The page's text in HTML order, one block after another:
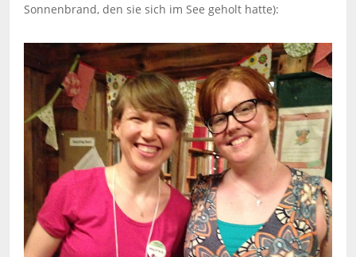
Sonnenbrand, den sie sich im See geholt hatte):